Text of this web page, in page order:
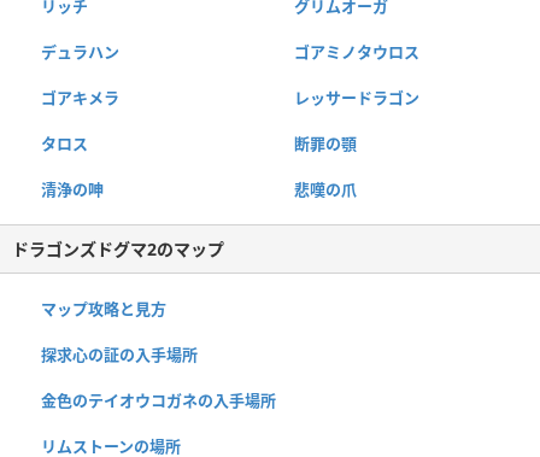
リッチ グリムオーガ
デュラハン ゴアミノタウロス
ゴアキメラ レッサードラゴン
タロス 断罪の顎
清浄の呻 悲嘆の爪
ドラゴンズドグマ2のマップ
マップ攻略と見方
探求心の証の入手場所
金色のテイオウコガネの入手場所
リムストーンの場所